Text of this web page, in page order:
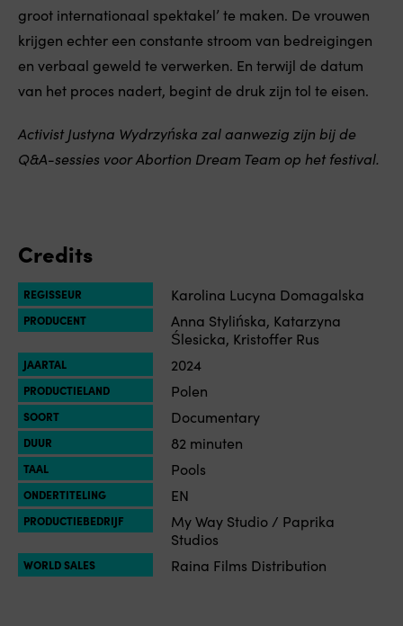
groot internationaal spektakel’ te maken. De vrouwen
krijgen echter een constante stroom van bedreigingen
en verbaal geweld te verwerken. En terwijl de datum
van het proces nadert, begint de druk zijn tol te eisen.
Activist Justyna Wydrzyńska zal aanwezig zijn bij de
Q&A-sessies voor Abortion Dream Team op het festival.
Credits
REGISSEUR Karolina Lucyna Domagalska
PRODUCENT
Anna Stylińska, Katarzyna
Ślesicka, Kristoffer Rus
JAARTAL 2024
PRODUCTIELAND Polen
SOORT Documentary
DUUR 82 minuten
TAAL Pools
ONDERTITELING EN
PRODUCTIEBEDRIJF
My Way Studio / Paprika
Studios
WORLD SALES Raina Films Distribution